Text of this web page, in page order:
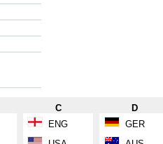
C
ENG
D
GER